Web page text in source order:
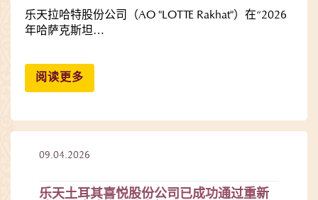
乐天拉哈特股份公司（AO "LOTTE Rakhat"）在“2026
年哈萨克斯坦…
阅读更多
09.04.2026
乐天土耳其喜悦股份公司已成功通过重新